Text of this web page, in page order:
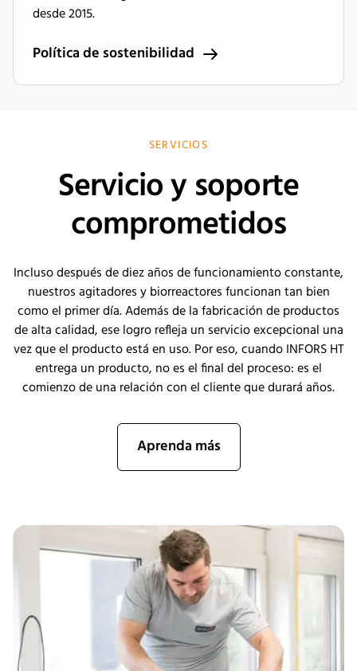
desde 2015.
Política de sostenibilidad
SERVICIOS
Servicio y soporte
comprometidos
Incluso después de diez años de funcionamiento constante,
nuestros agitadores y biorreactores funcionan tan bien
como el primer día. Además de la fabricación de productos
de alta calidad, ese logro refleja un servicio excepcional una
vez que el producto está en uso. Por eso, cuando INFORS HT
entrega un producto, no es el final del proceso: es el
comienzo de una relación con el cliente que durará años.
Aprenda más